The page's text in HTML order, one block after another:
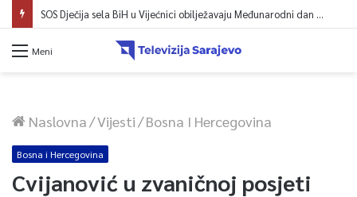
SOS Dječija sela BiH u Vijećnici obilježavaju Međunarodni dan mladih: Više od 200 zaposlenih i stambena podrška za osamostaljivanje
Meni
Naslovna/Vijesti/Bosna I Hercegovina
Bosna i Hercegovina
Cvijanović u zvaničnoj posjeti